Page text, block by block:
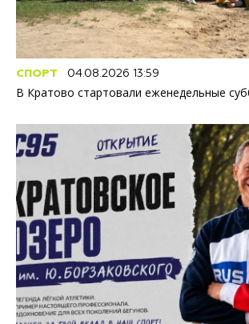
СПОРТ 04.08.2026 13:59
В Кратово стартовали еженедельные